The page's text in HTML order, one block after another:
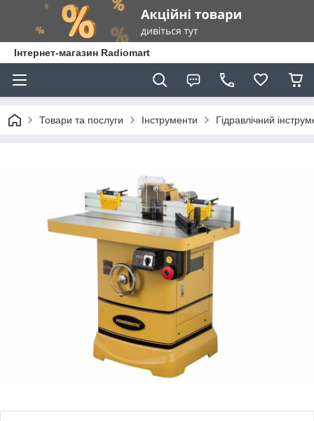
Інтернет-магазин Radiomart
Товари та послуги Інструменти Гідравлічний